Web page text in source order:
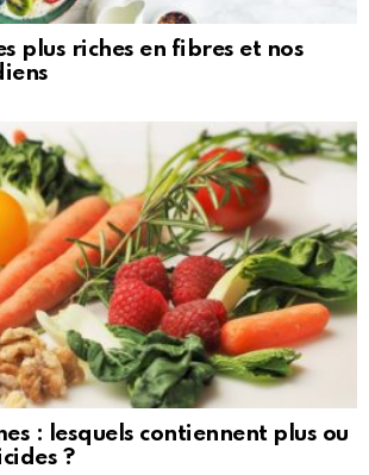
plus riches en fibres et nos
: lesquels contiennent plus ou
?